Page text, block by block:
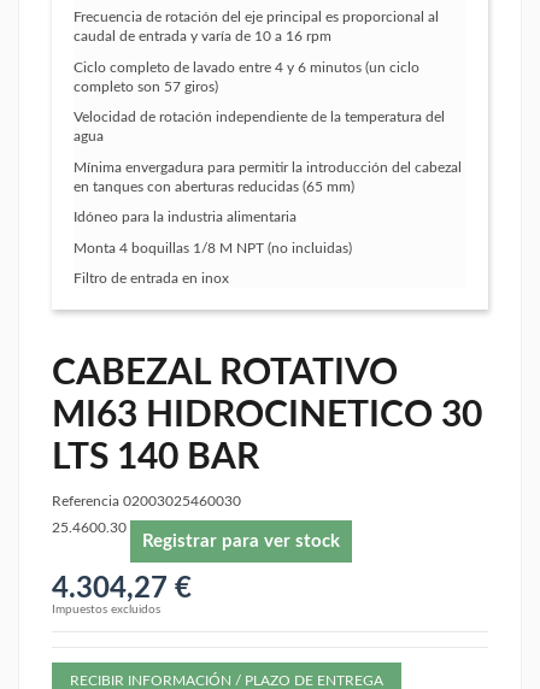
Frecuencia de rotación del eje principal es proporcional al
caudal de entrada y varía de 10 a 16 rpm
Ciclo completo de lavado entre 4 y 6 minutos (un ciclo
completo son 57 giros)
Velocidad de rotación independiente de la temperatura del
agua
Mínima envergadura para permitir la introducción del cabezal
en tanques con aberturas reducidas (65 mm)
Idóneo para la industria alimentaria
Monta 4 boquillas 1/8 M NPT (no incluidas)
Filtro de entrada en inox
CABEZAL ROTATIVO
MI63 HIDROCINETICO 30
LTS 140 BAR
Referencia 02003025460030
25.4600.30
Registrar para ver stock
4.304,27 €
Impuestos excluidos
RECIBIR INFORMACIÓN / PLAZO DE ENTREGA